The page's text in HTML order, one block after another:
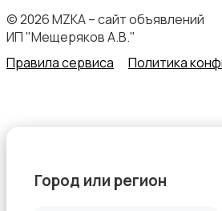
© 2026 MZKA – сайт объявлений
ИП "Мещеряков А.В."
Правила сервиса
Политика
Город или регион